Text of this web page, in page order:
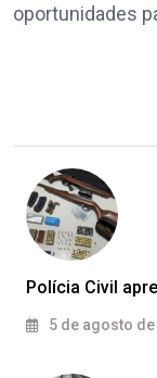
oportunidades
Polícia Civil
5 de agosto de